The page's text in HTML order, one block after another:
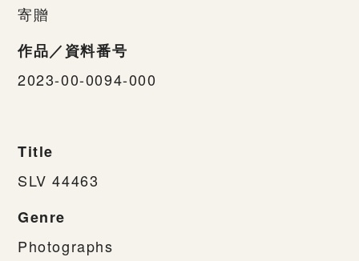
寄贈
作品／資料番号
2023-00-0094-000
Title
SLV 44463
Genre
Photographs